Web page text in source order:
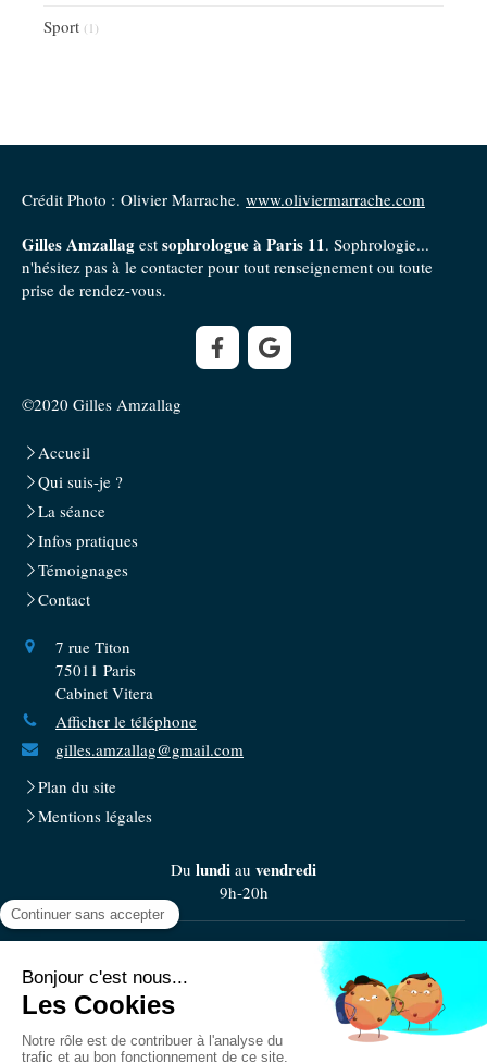
Sport (1)
Crédit Photo : Olivier Marrache. www.oliviermarrache.com
Gilles Amzallag est sophrologue à Paris 11. Sophrologie...
n'hésitez pas à le contacter pour tout renseignement ou toute
prise de rendez-vous.
©2020 Gilles Amzallag
Accueil
Qui suis-je ?
La séance
Infos pratiques
Témoignages
Contact
7 rue Titon
75011 Paris
Cabinet Vitera
Afficher le téléphone
gilles.amzallag@gmail.com
Plan du site
Mentions légales
Du lundi au vendredi
9h-20h
samedi
Prendre rendez-vous